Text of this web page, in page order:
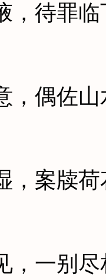
待罪临
偶佐山
案牍荷
一别尽